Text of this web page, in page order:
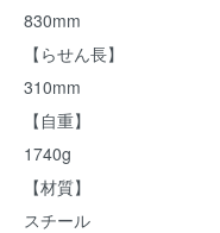
830mm
【らせん長】
310mm
【自重】
1740g
【材質】
スチール